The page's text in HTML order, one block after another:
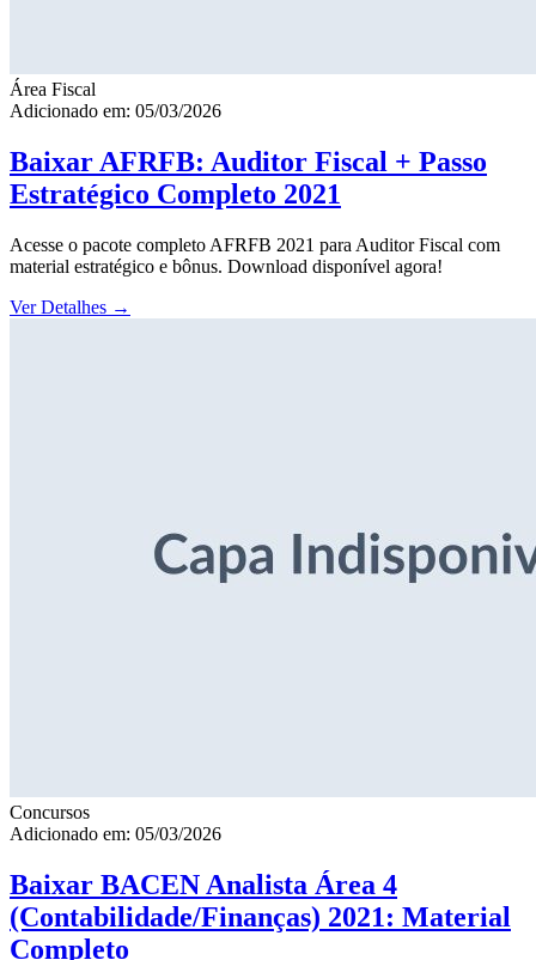
Área Fiscal
Adicionado em: 05/03/2026
Baixar AFRFB: Auditor Fiscal + Passo
Estratégico Completo 2021
Acesse o pacote completo AFRFB 2021 para Auditor Fiscal com
material estratégico e bônus. Download disponível agora!
Ver Detalhes →
Concursos
Adicionado em: 05/03/2026
Baixar BACEN Analista Área 4
(Contabilidade/Finanças) 2021: Material
Completo